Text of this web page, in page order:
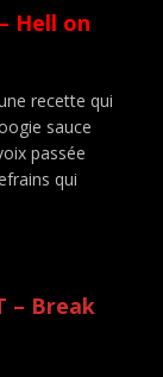
Hell on
recette qui
sauce
passée
qui
– Break